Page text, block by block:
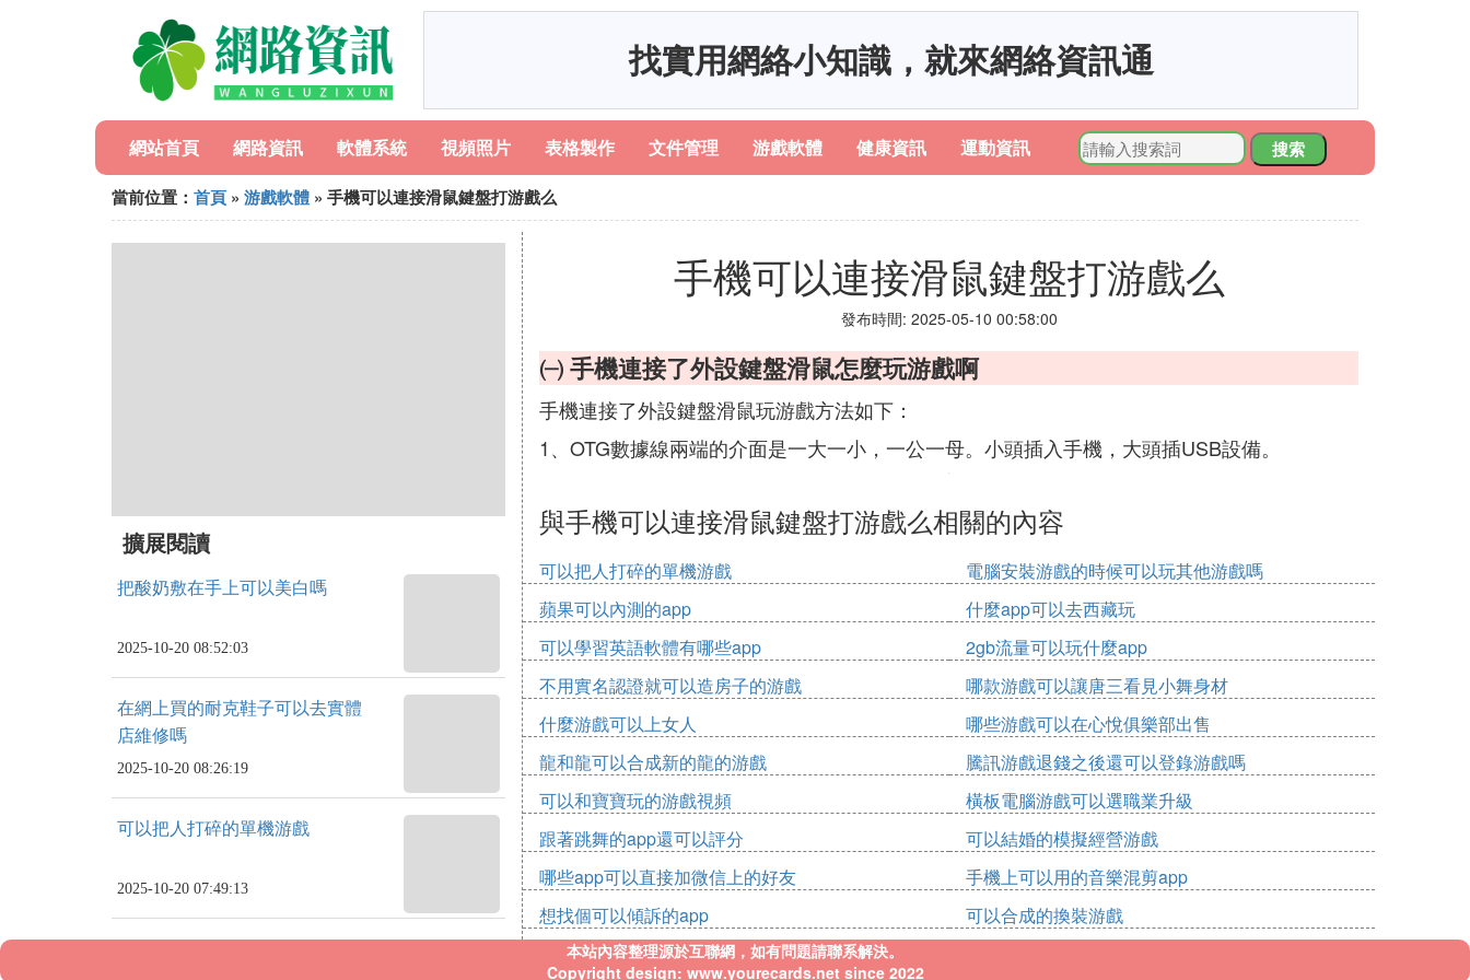
找實用網絡小知識，就來網絡資訊通
網站首頁 網路資訊 軟體系統 視頻照片 表格製作 文件管理 游戲軟體 健康資訊 運動資訊
搜索
當前位置： 首頁 » 游戲軟體 » 手機可以連接滑鼠鍵盤打游戲么
擴展閱讀
把酸奶敷在手上可以美白嗎
2025-10-20 08:52:03
在網上買的耐克鞋子可以去實體
店維修嗎
2025-10-20 08:26:19
可以把人打碎的單機游戲
2025-10-20 07:49:13
手機可以連接滑鼠鍵盤打游戲么
發布時間: 2025-05-10 00:58:00
㈠ 手機連接了外設鍵盤滑鼠怎麼玩游戲啊
手機連接了外設鍵盤滑鼠玩游戲方法如下：
1、OTG數據線兩端的介面是一大一小，一公一母。小頭插入手機，大頭插USB設備。
與手機可以連接滑鼠鍵盤打游戲么相關的內容
可以把人打碎的單機游戲
電腦安裝游戲的時候可以玩其他游戲嗎
蘋果可以內測的app
什麼app可以去西藏玩
可以學習英語軟體有哪些app
2gb流量可以玩什麼app
不用實名認證就可以造房子的游戲
哪款游戲可以讓唐三看見小舞身材
什麼游戲可以上女人
哪些游戲可以在心悅俱樂部出售
龍和龍可以合成新的龍的游戲
騰訊游戲退錢之後還可以登錄游戲嗎
可以和寶寶玩的游戲視頻
橫板電腦游戲可以選職業升級
跟著跳舞的app還可以評分
可以結婚的模擬經營游戲
哪些app可以直接加微信上的好友
手機上可以用的音樂混剪app
想找個可以傾訴的app
可以合成的換裝游戲
本站內容整理源於互聯網，如有問題請聯系解決。
Copyright design: www.yourecards.net since 2022